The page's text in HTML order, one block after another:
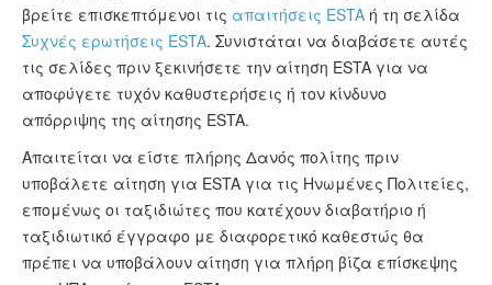
βρείτε επισκεπτόμενοι τις απαιτήσεις ESTA ή τη σελίδα
Συχνές ερωτήσεις ESTA. Συνιστάται να διαβάσετε αυτές
τις σελίδες πριν ξεκινήσετε την αίτηση ESTA για να
αποφύγετε τυχόν καθυστερήσεις ή τον κίνδυνο
απόρριψης της αίτησης ESTA.
Απαιτείται να είστε πλήρης Δανός πολίτης πριν
υποβάλετε αίτηση για ESTA για τις Ηνωμένες Πολιτείες,
επομένως οι ταξιδιώτες που κατέχουν διαβατήριο ή
ταξιδιωτικό έγγραφο με διαφορετικό καθεστώς θα
πρέπει να υποβάλουν αίτηση για πλήρη βίζα επίσκεψης